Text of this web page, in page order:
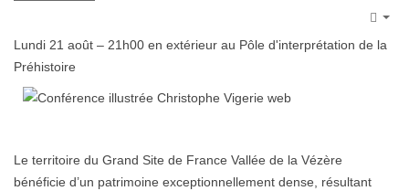
Lundi 21 août – 21h00 en extérieur au Pôle d'interprétation de la
Préhistoire
Le territoire du Grand Site de France Vallée de la Vézère
bénéficie d’un patrimoine exceptionnellement dense, résultant